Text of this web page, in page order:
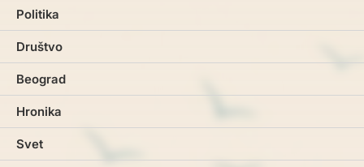
Politika
Društvo
Beograd
Hronika
Svet